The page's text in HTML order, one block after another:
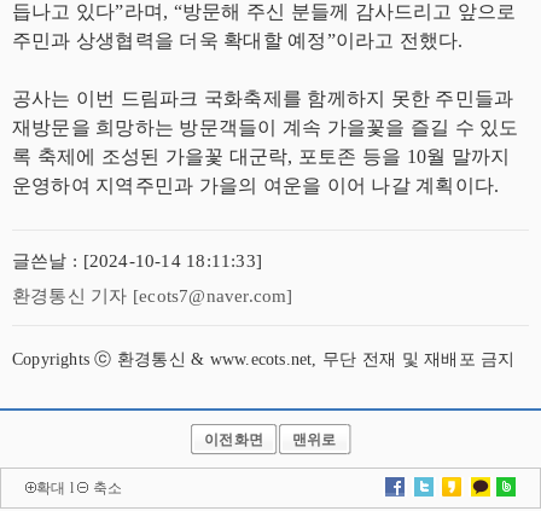
듭나고 있다”라며, “방문해 주신 분들께 감사드리고 앞으로
주민과 상생협력을 더욱 확대할 예정”이라고 전했다.
공사는 이번 드림파크 국화축제를 함께하지 못한 주민들과
재방문을 희망하는 방문객들이 계속 가을꽃을 즐길 수 있도
록 축제에 조성된 가을꽃 대군락, 포토존 등을 10월 말까지
운영하여 지역주민과 가을의 여운을 이어 나갈 계획이다.
글쓴날 : [2024-10-14 18:11:33]
환경통신 기자 [ecots7@naver.com]
Copyrights ⓒ 환경통신 & www.ecots.net, 무단 전재 및 재배포 금지
이전화면 맨위로
확대 l 축소